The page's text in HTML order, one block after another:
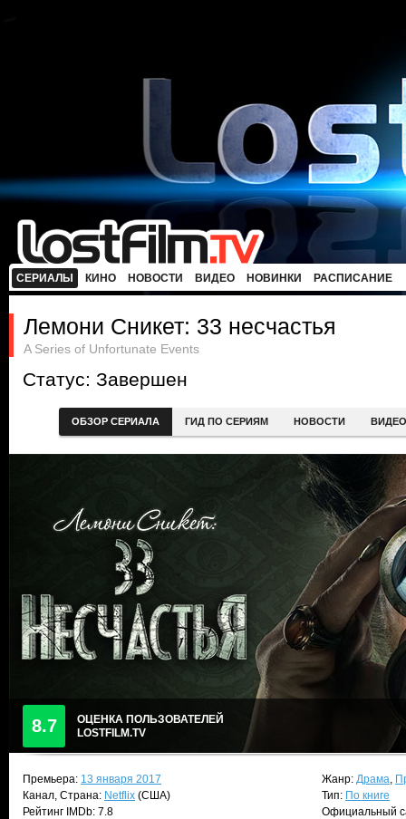
СЕРИАЛЫ КИНО НОВОСТИ ВИДЕО НОВИНКИ РАСПИСАНИЕ
Лемони Сникет: 33 несчастья
A Series of Unfortunate Events
Статус: Завершен
ОБЗОР СЕРИАЛА ГИД ПО СЕРИЯМ НОВОСТИ ВИДЕО
8.7
ОЦЕНКА ПОЛЬЗОВАТЕЛЕЙ
LOSTFILM.TV
Премьера: 13 января 2017
Канал, Страна: Netflix (США)
Рейтинг IMDb: 7.8
Жанр: Драма,
Тип: По книге
Официальный